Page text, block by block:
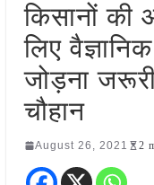
किसानों
लिए
जोड़ना
चौहान
August 26, 2021 2